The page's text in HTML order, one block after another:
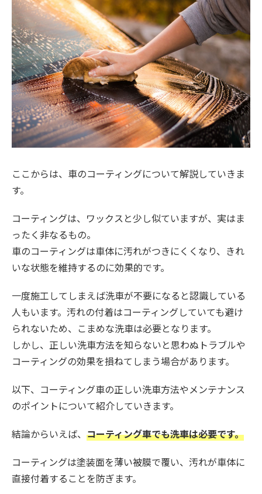
ここからは、車のコーティングについて解説していきま
す。
コーティングは、ワックスと少し似ていますが、実はま
ったく非なるもの。
車のコーティングは車体に汚れがつきにくくなり、きれ
いな状態を維持するのに効果的です。
一度施工してしまえば洗車が不要になると認識している
人もいます。汚れの付着はコーティングしていても避け
られないため、こまめな洗車は必要となります。
しかし、正しい洗車方法を知らないと思わぬトラブルや
コーティングの効果を損ねてしまう場合があります。
以下、コーティング車の正しい洗車方法やメンテナンス
のポイントについて紹介していきます。
結論からいえば、 コーティング車でも洗車は必要です。
コーティングは塗装面を薄い被膜で覆い、汚れが車体に
直接付着することを防ぎます。